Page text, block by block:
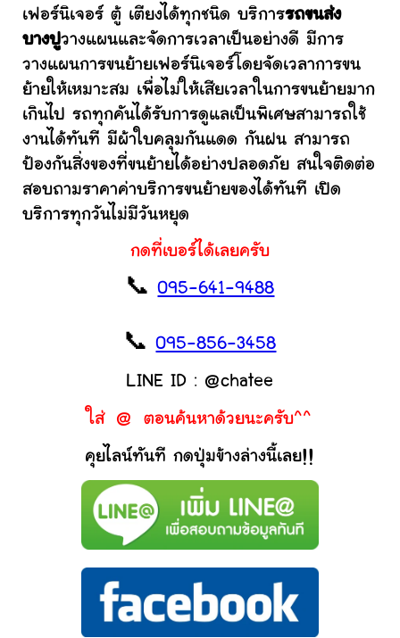
เฟอร์นิเจอร์ ตู้ เตียงได้ทุกชนิด บริการรถขนส่ง
บางปูวางแผนและจัดการเวลาเป็นอย่างดี มีการ
วางแผนการขนย้ายเฟอร์นิเจอร์โดยจัดเวลาการขน
ย้ายให้เหมาะสม เพื่อไม่ให้เสียเวลาในการขนย้ายมาก
เกินไป รถทุกคันได้รับการดูแลเป็นพิเศษสามารถใช้
งานได้ทันที มีผ้าใบคลุมกันแดด กันฝน สามารถ
ป้องกันสิ่งของที่ขนย้ายได้อย่างปลอดภัย สนใจติดต่อ
สอบถามราคาค่าบริการขนย้ายของได้ทันที เปิด
บริการทุกวันไม่มีวันหยุด
กดที่เบอร์ได้เลยครับ
📞095-641-9488
📞095-856-3458
LINE ID : @chatee
ใส่ @ ตอนค้นหาด้วยนะครับ^^
คุยไลน์ทันที กดปุ่มข้างล่างนี้เลย!!